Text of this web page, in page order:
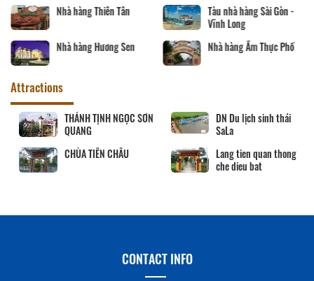
Gòn -
Phố
Nhà hàng Phương Thủy Nhà hàng Song
Nhà hàng Ngân Vinh Nhà hàng Sáu
Attractions
BẢO TÀNG VĨNH LONG
Khu lưu niệm Giáo sư,
Viện sĩ Trần Đại Nghĩa
Khu lưu niệm Chủ tịch
Hội đồng Bộ trưởng
VĂN THÁNH MIẾU VĨNH
LONG
CONTACT INFO